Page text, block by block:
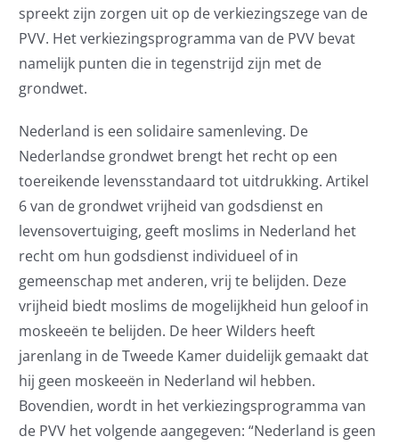
spreekt zijn zorgen uit op de verkiezingszege van de
PVV. Het verkiezingsprogramma van de PVV bevat
namelijk punten die in tegenstrijd zijn met de
grondwet.
Nederland is een solidaire samenleving. De
Nederlandse grondwet brengt het recht op een
toereikende levensstandaard tot uitdrukking. Artikel
6 van de grondwet vrijheid van godsdienst en
levensovertuiging, geeft moslims in Nederland het
recht om hun godsdienst individueel of in
gemeenschap met anderen, vrij te belijden. Deze
vrijheid biedt moslims de mogelijkheid hun geloof in
moskeeën te belijden. De heer Wilders heeft
jarenlang in de Tweede Kamer duidelijk gemaakt dat
hij geen moskeeën in Nederland wil hebben.
Bovendien, wordt in het verkiezingsprogramma van
de PVV het volgende aangegeven: “Nederland is geen